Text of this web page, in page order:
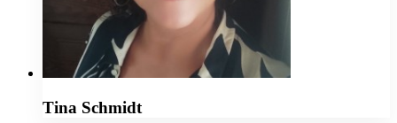
Tina Schmidt